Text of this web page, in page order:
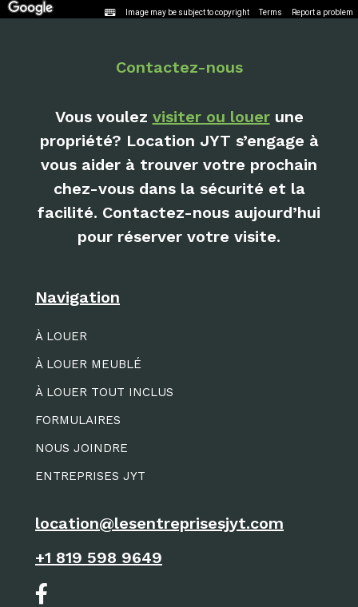
Image may be subject to copyright Terms Report a problem
Contactez-nous
Vous voulez visiter ou louerune
propriété? Location JYT s’engage à
vous aider à trouver votre prochain
chez-vous dans la sécurité et la
facilité. Contactez-nous aujourd’hui
pour réserver votre visite.
Navigation
À LOUER
À LOUER MEUBLÉ
À LOUER TOUT INCLUS
FORMULAIRES
NOUS JOINDRE
ENTREPRISES JYT
location@lesentreprisesjyt.com
+1 819 598 9649